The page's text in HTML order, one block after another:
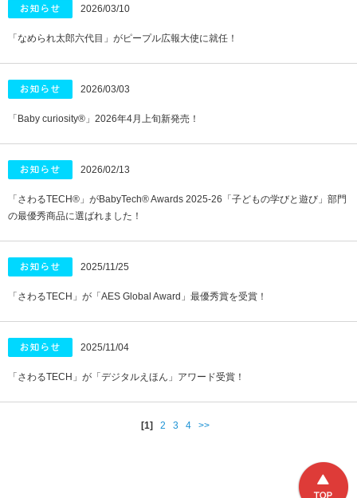
2026/03/10
「なめられ太郎六代目」がピープル広報大使に就任！
2026/03/03
「Baby curiosity®」2026年4月上旬新発売！
2026/02/13
「さわるTECH®︎」がBabyTech® Awards 2025-26「子どもの学びと遊び」部門
の最優秀商品に選ばれました！
2025/11/25
「さわるTECH」が「AES Global Award」最優秀賞を受賞！
2025/11/04
「さわるTECH」が「デジタルえほん」アワード受賞！
[1] 2 3 4 >>